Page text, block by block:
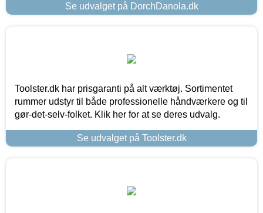
Se udvalget på DorchDanola.dk
Toolster.dk har prisgaranti på alt værktøj. Sortimentet
rummer udstyr til både professionelle håndværkere og til
gør-det-selv-folket. Klik her for at se deres udvalg.
Se udvalget på Toolster.dk